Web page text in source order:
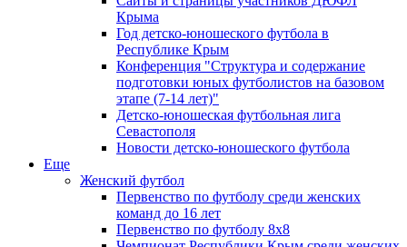
Крыма
Год детско-юношеского футбола в
Республике Крым
Конференция "Структура и содержание
подготовки юных футболистов на базовом
этапе (7-14 лет)"
Детско-юношеская футбольная лига
Севастополя
Новости детско-юношеского футбола
Еще
Женский футбол
Первенство по футболу среди женских
команд до 16 лет
Первенство по футболу 8х8